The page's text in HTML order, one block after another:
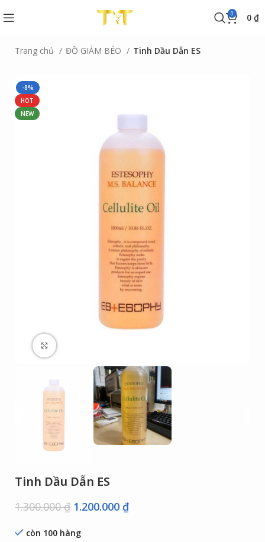
0 0 ₫
Trang chủ ĐỒ GIẢM BÉO Tinh Dầu Dẫn ES
-8%
HOT
NEW
Tinh Dầu Dẫn ES
1.300.000₫ 1.200.000 ₫
còn 100 hàng